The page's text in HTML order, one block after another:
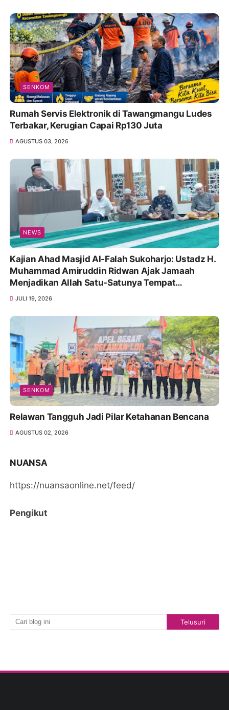
SENKOM
Rumah Servis Elektronik di Tawangmangu Ludes
Terbakar, Kerugian Capai Rp130 Juta
AGUSTUS 03, 2026
NEWS
Kajian Ahad Masjid Al-Falah Sukoharjo: Ustadz H.
Muhammad Amiruddin Ridwan Ajak Jamaah
Menjadikan Allah Satu-Satunya Tempat
Bergantung
JULI 19, 2026
SENKOM
Relawan Tangguh Jadi Pilar Ketahanan Bencana
AGUSTUS 02, 2026
NUANSA
https://nuansaonline.net/feed/
Pengikut